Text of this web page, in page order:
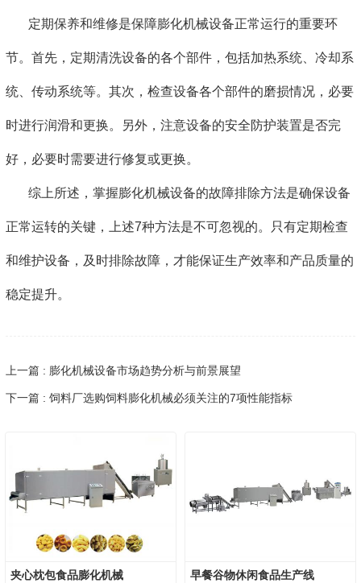
定期保养和维修是保障膨化机械设备正常运行的重要环
节。首先，定期清洗设备的各个部件，包括加热系统、冷却系
统、传动系统等。其次，检查设备各个部件的磨损情况，必要
时进行润滑和更换。另外，注意设备的安全防护装置是否完
好，必要时需要进行修复或更换。
综上所述，掌握膨化机械设备的故障排除方法是确保设备
正常运转的关键，上述7种方法是不可忽视的。只有定期检查
和维护设备，及时排除故障，才能保证生产效率和产品质量的
稳定提升。
上一篇 : 膨化机械设备市场趋势分析与前景展望
下一篇 : 饲料厂选购饲料膨化机械必须关注的7项性能指标
夹心枕包食品膨化机械 早餐谷物休闲食品生产线